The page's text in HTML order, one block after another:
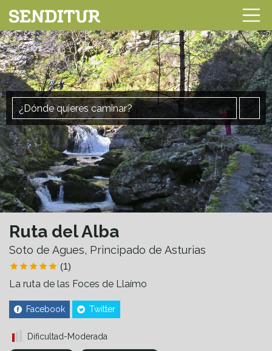
Ruta del Alba
Soto de Agues, Principado de Asturias
(1)
La ruta de las Foces de Llaímo
Facebook Twitter
Dificultad-Moderada